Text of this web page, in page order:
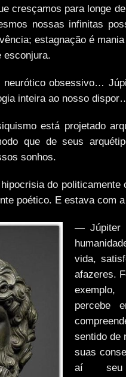
cresçamos para longe
nossas infinitas
estagnação é
esconjura.
obsessivo…
inteira ao nosso
está projetado
que de seus
sonhos.
do politicamente
poético. E estava com
— Júpiter
vida,
afazeres.
exemplo,
percebe
sentido de
suas
aí seu